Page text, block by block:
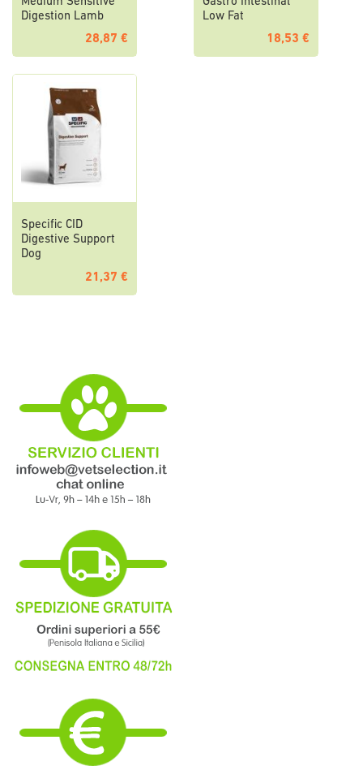
Digestion Lamb
28,87 €
Low Fat
18,53 €
Specific CID
Digestive Support
Dog
21,37 €